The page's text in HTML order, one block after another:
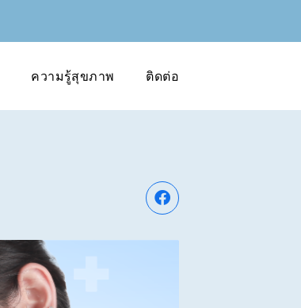
ความรู้สุขภาพ ติดต่อ